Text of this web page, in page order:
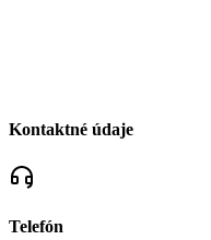
Kontaktné údaje
Telefón